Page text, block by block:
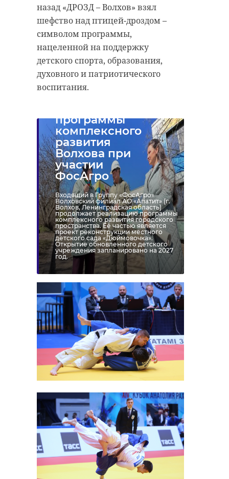
назад «ДРОЗД – Волхов» взял
шефство над птицей-дроздом –
символом программы,
нацеленной на поддержку
детского спорта, образования,
духовного и патриотического
воспитания.
Реконструкция
детского сада
программы
комплексного
развития
Волхова при
участии
ФосАгро
Входящий в Группу «ФосАгро»
Волховский филиал АО «Апатит» (г.
Волхов, Ленинградская область)
продолжает реализацию программы
комплексного развития городского
пространства. Её частью является
проект реконструкции местного
детского сада «Дюймовочка».
Открытие обновленного детского
учреждения запланировано на 2027
год.